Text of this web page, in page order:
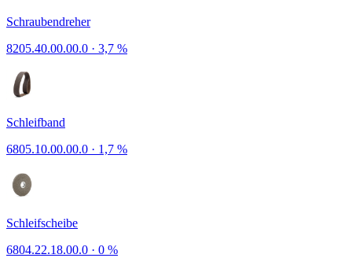
Schraubendreher
8205.40.00.00.0 · 3,7 %
Schleifband
6805.10.00.00.0 · 1,7 %
Schleifscheibe
6804.22.18.00.0 · 0 %